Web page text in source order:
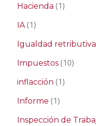
Hacienda (1)
IA(1)
Igualdad retributiva
Impuestos (10)
inflacción (1)
Informe (1)
Inspección de